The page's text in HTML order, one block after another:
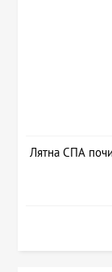
Лятна СПА